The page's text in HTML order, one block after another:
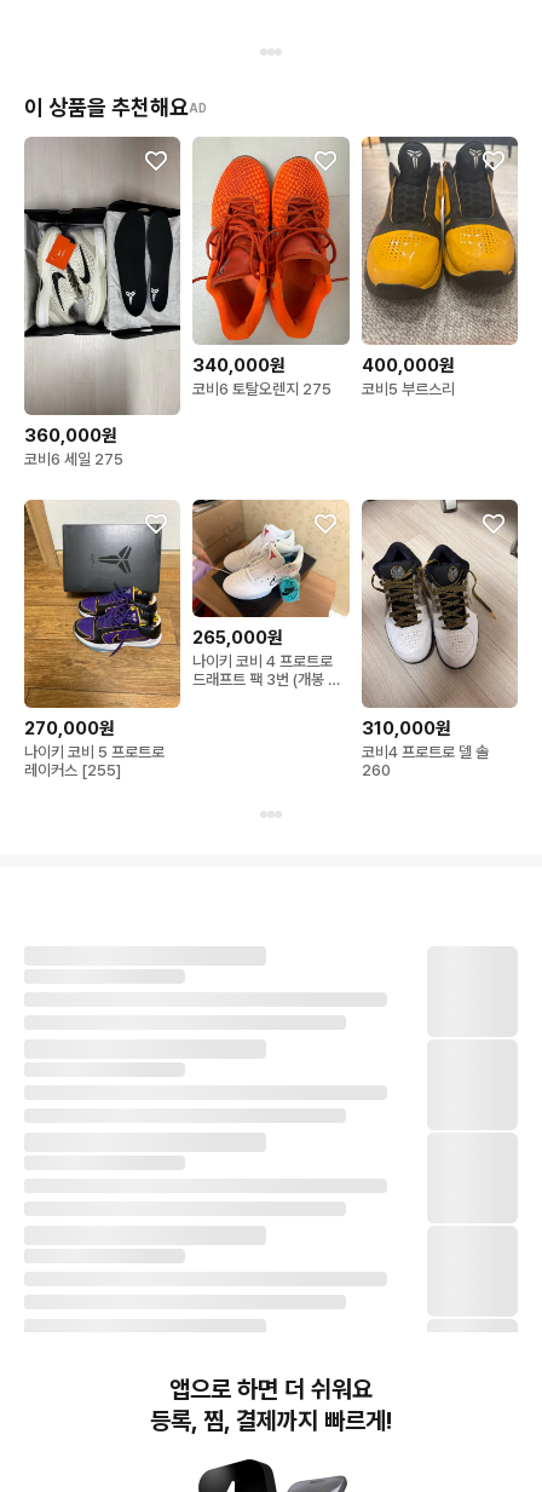
이 상품을 추천해요AD
360,000원
코비6 세일 275
340,000원
코비6 토탈오렌지 275
400,000원
코비5 부르스리
270,000원
나이키 코비 5 프로트로
레이커스 [255]
265,000원
나이키 코비 4 프로트로
드래프트 팩 3번 (개봉 박
310,000원
코비4 프로트로 델 솔
260
앱으로 하면 더 쉬워요
등록, 찜, 결제까지 빠르게!